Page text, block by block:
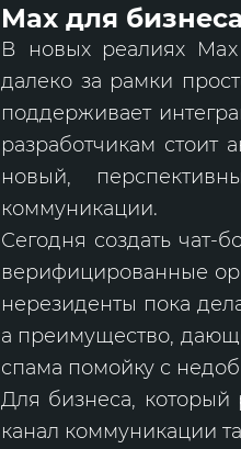
Max для
В новых реалиях Max
далеко за рамки
поддерживает
разработчикам стоит
новый,
коммуникации.
Сегодня создать чат-
верифицированные
нерезиденты пока
а преимущество,
спама помойку с
Для бизнеса, который
канал коммуникации